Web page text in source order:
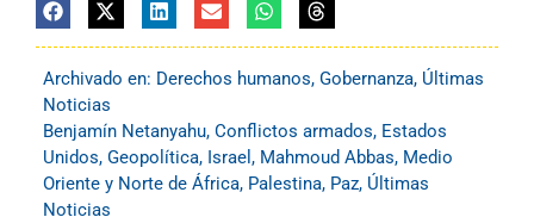
Archivado en: Derechos humanos, Gobernanza, Últimas
Noticias
Benjamín Netanyahu, Conflictos armados, Estados
Unidos, Geopolítica, Israel , Mahmoud Abbas, Medio
Oriente y Norte de África, Palestina, Paz, Últimas
Noticias